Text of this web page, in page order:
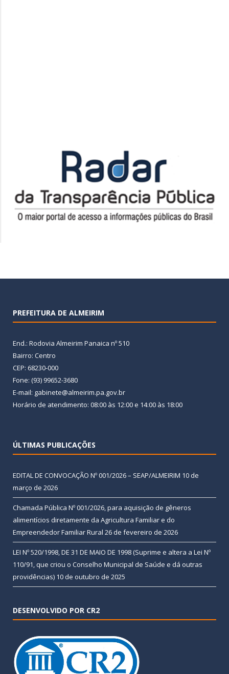
PREFEITURA DE ALMEIRIM
End.: Rodovia Almeirim Panaica nº 510
Bairro: Centro
CEP: 68230-000
Fone: (93) 99652-3680
E-mail: gabinete@almeirim.pa.gov.br
Horário de atendimento: 08:00 às 12:00 e 14:00 às 18:00
ÚLTIMAS PUBLICAÇÕES
EDITAL DE CONVOCAÇÃO Nº 001/2026 – SEAP/ALMEIRIM 10 de
março de 2026
Chamada Pública Nº 001/2026, para aquisição de gêneros
alimentícios diretamente da Agricultura Familiar e do
Empreendedor Familiar Rural 26 de fevereiro de 2026
LEI Nº 520/1998, DE 31 DE MAIO DE 1998 (Suprime e altera a Lei Nº
110/91, que criou o Conselho Municipal de Saúde e dá outras
providências) 10 de outubro de 2025
DESENVOLVIDO POR CR2